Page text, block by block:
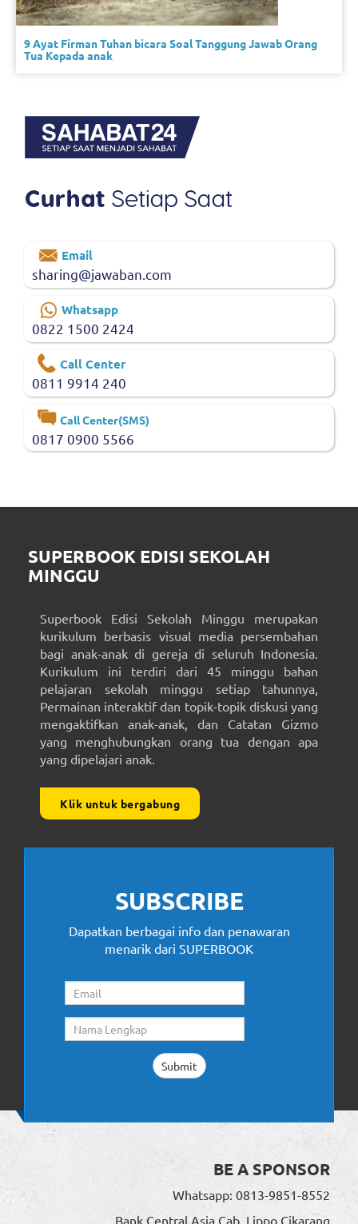
9 Ayat Firman Tuhan bicara Soal Tanggung Jawab Orang
Tua Kepada anak
Email
sharing@jawaban.com
Whatsapp
0822 1500 2424
Call Center
0811 9914 240
Call Center(SMS)
0817 0900 5566
SUPERBOOK EDISI SEKOLAH
MINGGU
Superbook Edisi Sekolah Minggu merupakan
kurikulum berbasis visual media persembahan
bagi anak-anak di gereja di seluruh Indonesia.
Kurikulum ini terdiri dari 45 minggu bahan
pelajaran sekolah minggu setiap tahunnya,
Permainan interaktif dan topik-topik diskusi yang
mengaktifkan anak-anak, dan Catatan Gizmo
yang menghubungkan orang tua dengan apa
yang dipelajari anak.
Klik untuk bergabung
SUBSCRIBE
Dapatkan berbagai info dan penawaran
menarik dari SUPERBOOK
BE A SPONSOR
Whatsapp: 0813-9851-8552
Bank Central Asia Cab. Lippo Cikarang